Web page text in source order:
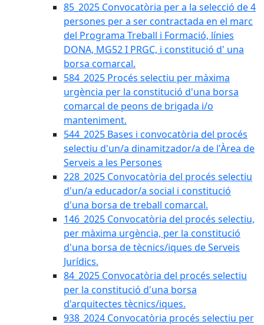
85_2025 Convocatòria per a la selecció de 4
persones per a ser contractada en el marc
del Programa Treball i Formació, línies
DONA, MG52 I PRGC, i constitució d' una
borsa comarcal.
584_2025 Procés selectiu per màxima
urgència per la constitució d'una borsa
comarcal de peons de brigada i/o
manteniment.
544_2025 Bases i convocatòria del procés
selectiu d'un/a dinamitzador/a de l'Àrea de
Serveis a les Persones
228_2025 Convocatòria del procés selectiu
d'un/a educador/a social i constitució
d'una borsa de treball comarcal.
146_2025 Convocatòria del procés selectiu,
per màxima urgència, per la constitució
d'una borsa de tècnics/iques de Serveis
Jurídics.
84_2025 Convocatòria del procés selectiu
per la constitució d'una borsa
d'arquitectes tècnics/iques.
938_2024 Convocatòria procés selectiu per